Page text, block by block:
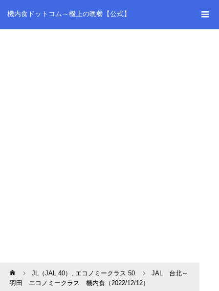
機内食ドットコム～機上の晩餐【公式】
Home JL（JAL 40） , エコノミークラス 50
JAL 台北～
羽田 エコノミークラス 機内食（2022/12/12）